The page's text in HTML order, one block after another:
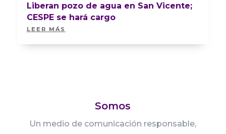
Liberan pozo de agua en San Vicente;
CESPE se hará cargo
LEER MÁS
Somos
Un medio de comunicación responsable,